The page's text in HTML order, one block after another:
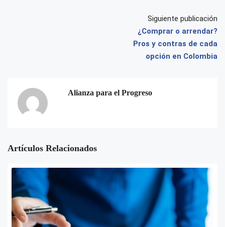
Siguiente publicación
¿Comprar o arrendar?
Pros y contras de cada
opción en Colombia
Alianza para el Progreso
Artículos Relacionados